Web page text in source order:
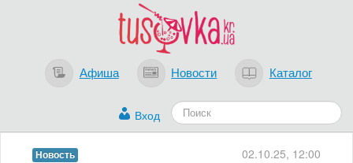
Афиша Новости Каталог
Вход
02.10.25, 12:00
Новость